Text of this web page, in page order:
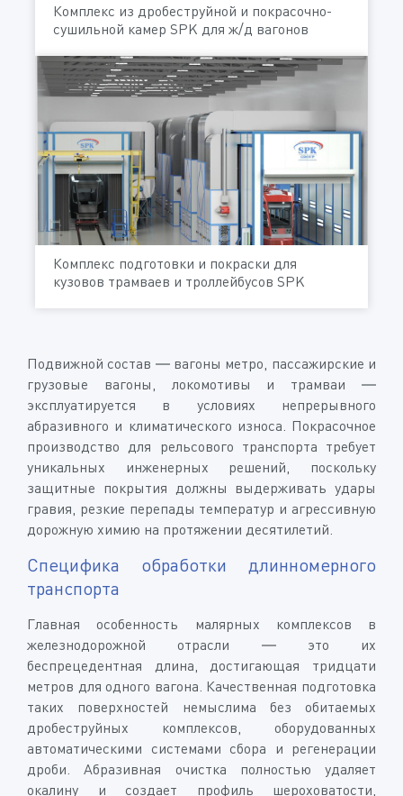
Комплекс из дробеструйной и покрасочно-
сушильной камер SPK для ж/д вагонов
Комплекс подготовки и покраски для
кузовов трамваев и троллейбусов SPK
Подвижной состав — вагоны метро, пассажирские и
грузовые вагоны, локомотивы и трамваи —
эксплуатируется в условиях непрерывного
абразивного и климатического износа. Покрасочное
производство для рельсового транспорта требует
уникальных инженерных решений, поскольку
защитные покрытия должны выдерживать удары
гравия, резкие перепады температур и агрессивную
дорожную химию на протяжении десятилетий.
Специфика обработки длинномерного
транспорта
Главная особенность малярных комплексов в
железнодорожной отрасли — это их
беспрецедентная длина, достигающая тридцати
метров для одного вагона. Качественная подготовка
таких поверхностей немыслима без обитаемых
дробеструйных комплексов, оборудованных
автоматическими системами сбора и регенерации
дроби. Абразивная очистка полностью удаляет
окалину и создает профиль шероховатости,